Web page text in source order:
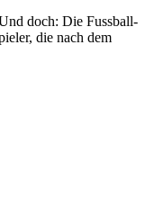
doch: Die Fussball-
die nach dem